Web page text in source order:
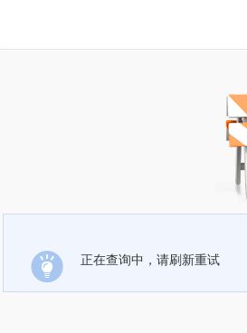
正在查询中，请刷新重试